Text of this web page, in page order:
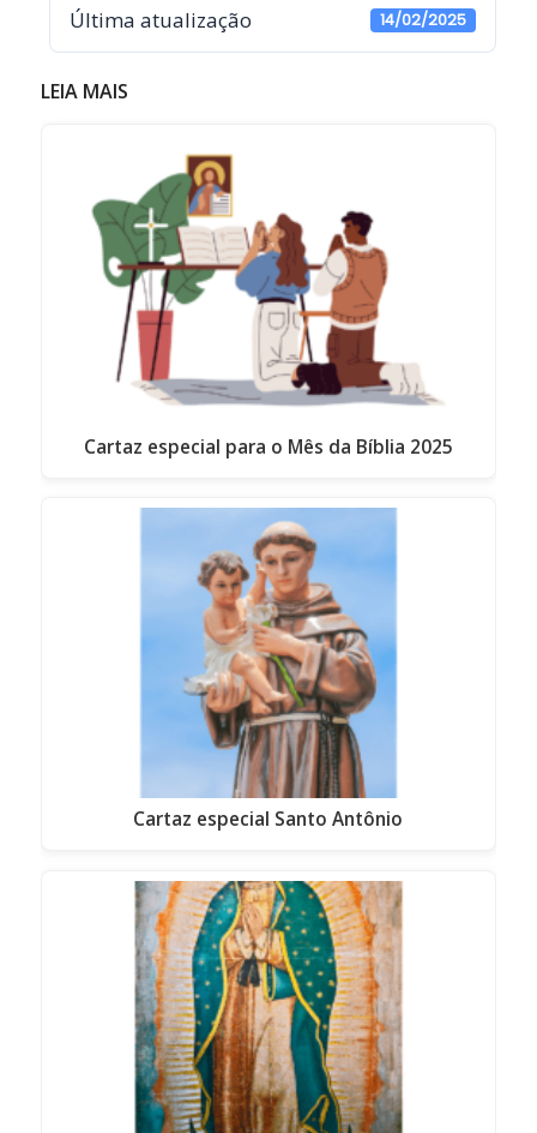
Última atualização 14/02/2025
LEIA MAIS
Cartaz especial para o Mês da Bíblia 2025
Cartaz especial Santo Antônio